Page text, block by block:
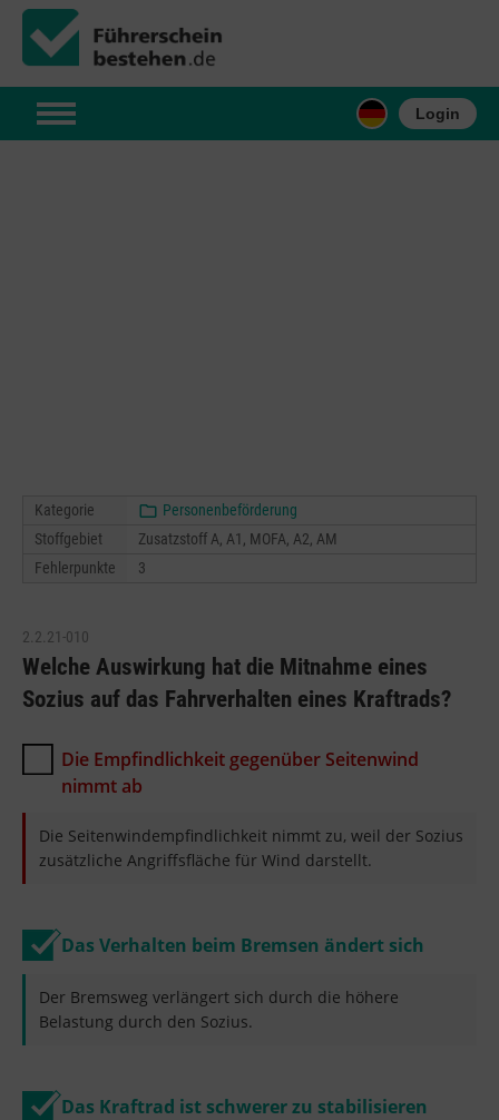
Login
Kategorie
Personenbeförderung
Stoffgebiet
Zusatzstoff A, A1, MOFA, A2, AM
Fehlerpunkte
3
2.2.21-010
Welche Auswirkung hat die Mitnahme eines
Sozius auf das Fahrverhalten eines Kraftrads?
Die Empfindlichkeit gegenüber Seitenwind
nimmt ab
Die Seitenwindempfindlichkeit nimmt zu, weil der Sozius
zusätzliche Angriffsfläche für Wind darstellt.
Das Verhalten beim Bremsen ändert sich
Der Bremsweg verlängert sich durch die höhere
Belastung durch den Sozius.
Das Kraftrad ist schwerer zu stabilisieren